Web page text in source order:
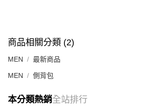
商品相關分類 (2)
MEN 最新商品
MEN 側背包
本分類熱銷全站排行